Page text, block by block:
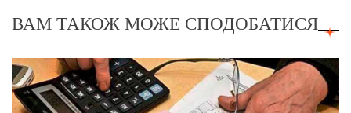
ВАМ ТАКОЖ МОЖЕ СПОДОБАТИСЯ